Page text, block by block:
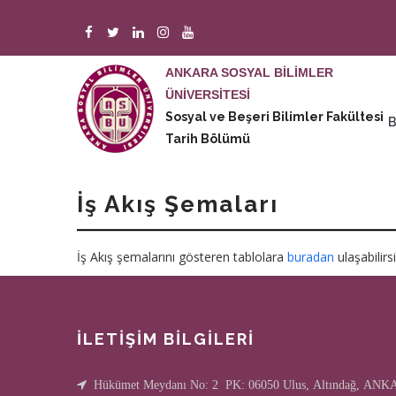
atla
ANKARA SOSYAL BİLİMLER
ÜNİVERSİTESİ
Sosyal ve Beşeri Bilimler Fakültesi
Tarih Bölümü
İş Akış Şemaları
İş Akış şemalarını gösteren tablolara buradan
İLETİŞİM BİLGİLERİ
Hükümet Meydanı No: 2 PK: 06050 Ulus, Altındağ,